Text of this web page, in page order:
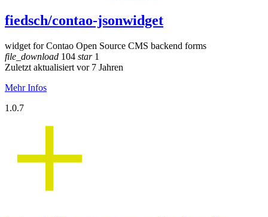
fiedsch/contao-jsonwidget
widget for Contao Open Source CMS backend forms
file_download 104 star1
Zuletzt aktualisiert vor 7 Jahren
Mehr Infos
1.0.7